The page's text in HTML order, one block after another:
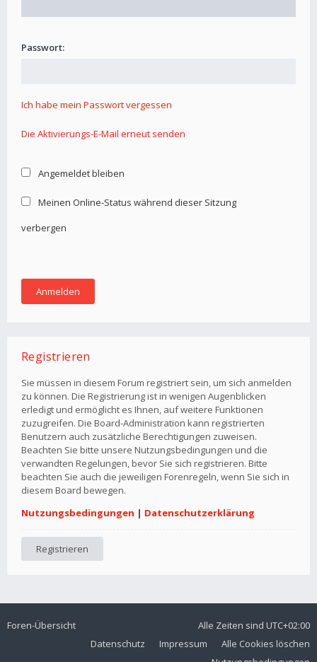
Passwort:
Ich habe mein Passwort vergessen
Die Aktivierungs-E-Mail erneut senden
Angemeldet bleiben
Meinen Online-Status während dieser Sitzung
verbergen
Registrieren
Sie müssen in diesem Forum registriert sein, um sich anmelden
zu können. Die Registrierung ist in wenigen Augenblicken
erledigt und ermöglicht es Ihnen, auf weitere Funktionen
zuzugreifen. Die Board-Administration kann registrierten
Benutzern auch zusätzliche Berechtigungen zuweisen.
Beachten Sie bitte unsere Nutzungsbedingungen und die
verwandten Regelungen, bevor Sie sich registrieren. Bitte
beachten Sie auch die jeweiligen Forenregeln, wenn Sie sich in
diesem Board bewegen.
Nutzungsbedingungen | Datenschutzerklärung
Registrieren
Foren-Übersicht Alle Zeiten sind UTC+02:00
Alle Cookies löschen
Impressum
Datenschutz